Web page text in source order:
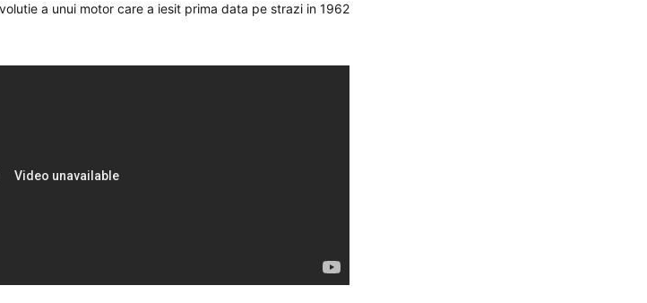
a unui motor care a iesit prima data pe strazi in 1962